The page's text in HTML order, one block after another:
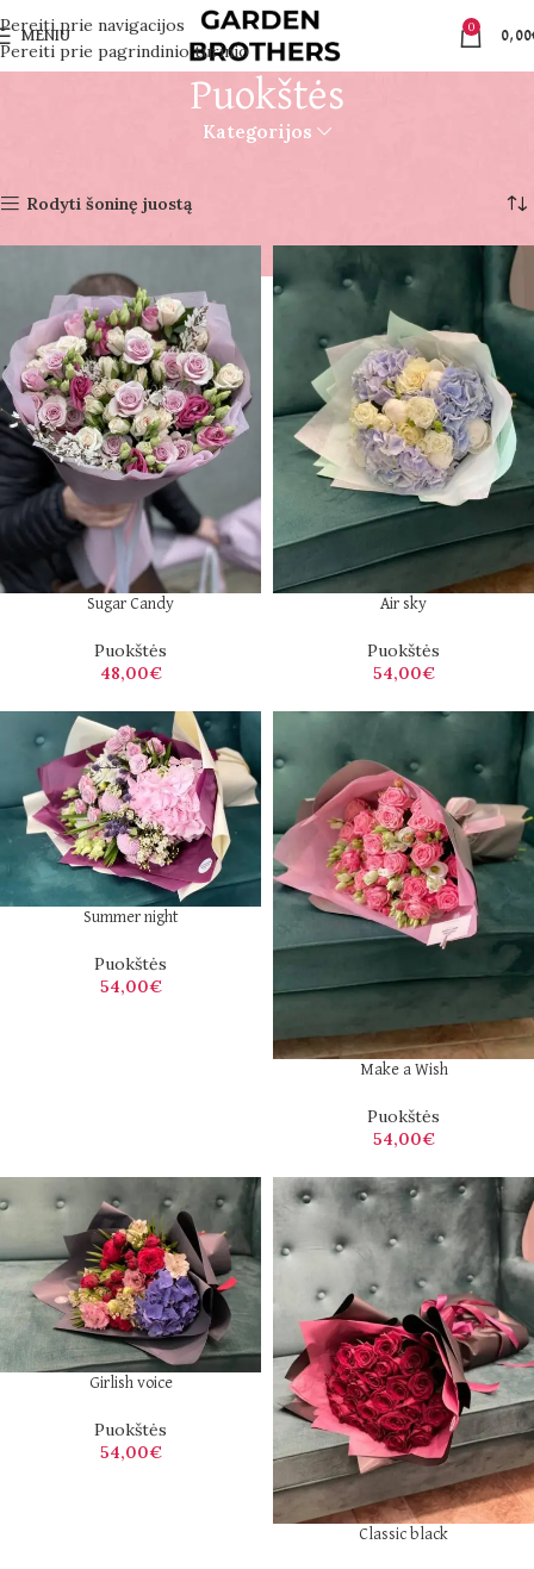
Pereiti prie navigacijos
Pereiti prie pagrindinio turinio
MENIU
0
0,00
Puokštės
Kategorijos
Rodyti šoninę juostą
Sugar Candy
Puokštės
48,00€
Air sky
Puokštės
54,00€
Summer night
Puokštės
54,00€
Make a Wish
Puokštės
54,00€
Girlish voice
Puokštės
54,00€
Classic black